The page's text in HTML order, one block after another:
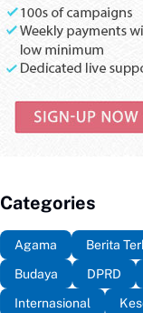
Categories
Agama Berita
Budaya
DPRD
Internasional